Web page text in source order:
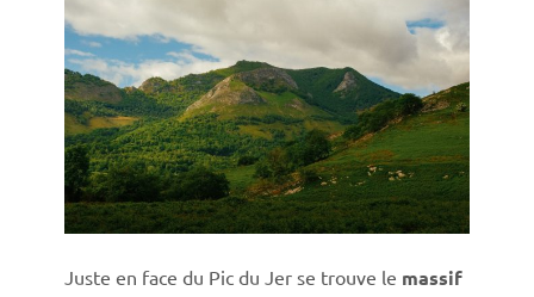
Juste en face du Pic du Jer se trouve le massif